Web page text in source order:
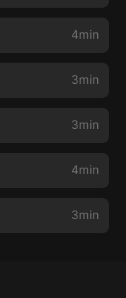
4min
3min
3min
4min
3min